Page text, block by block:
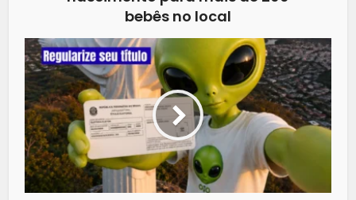
bebês no local